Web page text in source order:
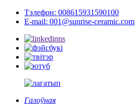
Тэлефон: 008615931590100
E-mail: 001@sunrise-ceramic.com
Галоўная